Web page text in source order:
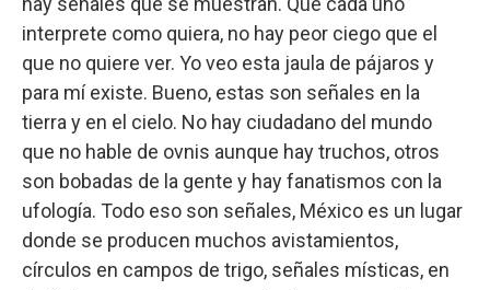
interprete como quiera, no hay peor ciego que el
que no quiere ver. Yo veo esta jaula de pájaros y
para mí existe. Bueno, estas son señales en la
tierra y en el cielo. No hay ciudadano del mundo
que no hable de ovnis aunque hay truchos, otros
son bobadas de la gente y hay fanatismos con la
ufología. Todo eso son señales, México es un lugar
donde se producen muchos avistamientos,
círculos en campos de trigo, señales místicas, en